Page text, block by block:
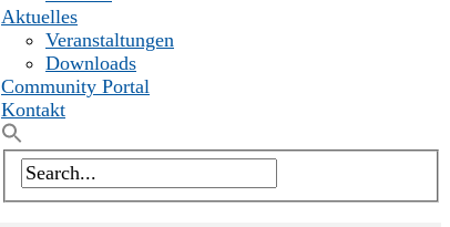
Aktuelles
Veranstaltungen
Downloads
Community Portal
Kontakt